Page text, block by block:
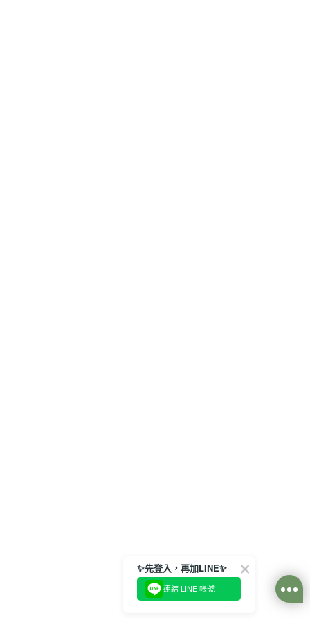
✨先登入，再加LINE✨
連結 LINE 帳號